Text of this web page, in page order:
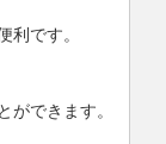
利です。
ができます。